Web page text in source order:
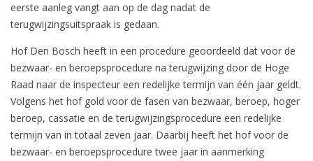
eerste aanleg vangt aan op de dag nadat de
terugwijzingsuitspraak is gedaan.
Hof Den Bosch heeft in een procedure geoordeeld dat voor de
bezwaar- en beroepsprocedure na terugwijzing door de Hoge
Raad naar de inspecteur een redelijke termijn van één jaar geldt.
Volgens het hof gold voor de fasen van bezwaar, beroep, hoger
beroep, cassatie en de terugwijzingsprocedure een redelijke
termijn van in totaal zeven jaar. Daarbij heeft het hof voor de
bezwaar- en beroepsprocedure twee jaar in aanmerking